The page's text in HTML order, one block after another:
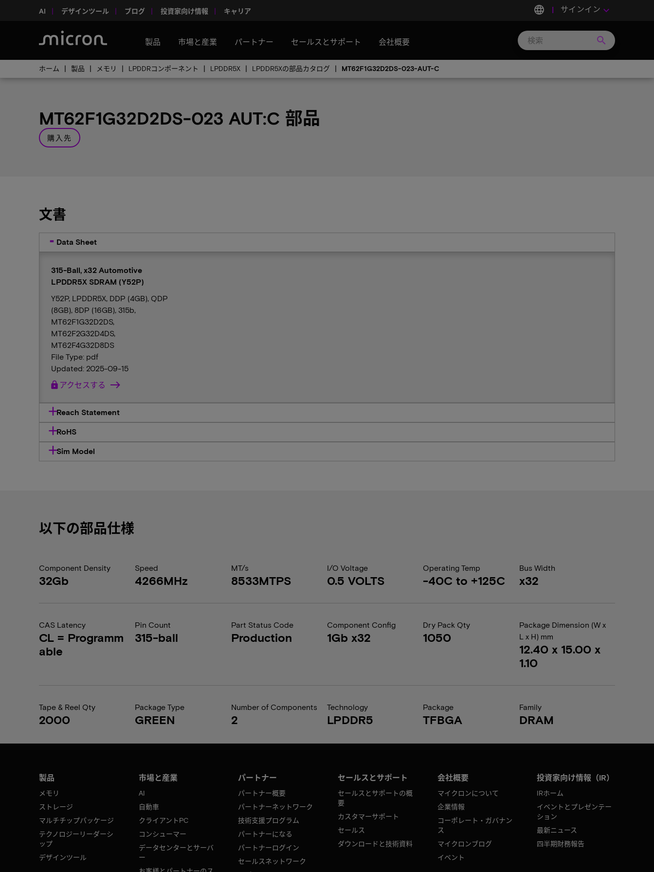
AI デザインツール ブログ 投資家向け情報 キャリア language サインイン keyboard_arrow_down
製品 市場と産業 パートナー セールスとサポート 会社概要 search
ホーム 製品 メモリ LPDDRコンポーネント LPDDR5X LPDDR5Xの部品カタログ MT62F1G32D2DS-023-AUT-C
MT62F1G32D2DS-023 AUT:C 部品
購入先
文書
Data Sheet
315-Ball, x32 Automotive
LPDDR5X SDRAM (Y52P)
Y52P, LPDDR5X, DDP (4GB), QDP
(8GB), 8DP (16GB), 315b,
MT62F1G32D2DS,
MT62F2G32D4DS,
MT62F4G32D8DS
File Type: pdf
Updated: 2025-09-15
lock アクセスする
Reach Statement
RoHS
Sim Model
以下の部品仕様
Component Density
32Gb
Speed
4266MHz
MT/s
8533MTPS
I/O Voltage
0.5 VOLTS
Operating Temp
-40C to +125C
Bus Width
x32
CAS Latency
CL = Programm
able
Pin Count
315-ball
Part Status Code
Production
Component Config
1Gb x32
Dry Pack Qty
1050
Package Dimension (W x
L x H) mm
12.40 x 15.00 x
1.10
Tape & Reel Qty
2000
Package Type
GREEN
Number of Components
2
Technology
LPDDR5
Package
TFBGA
Family
DRAM
製品
メモリ
ストレージ
マルチチップパッケージ
テクノロジーリーダーシ
ップ
デザインツール
市場と産業
AI
自動車
クライアントPC
コンシューマー
データセンターとサーバ
ー
パートナー
パートナー概要
パートナーネットワーク
技術支援プログラム
パートナーになる
パートナーログイン
セールスネットワーク
セールスとサポート
セールスとサポートの概
要
カスタマーサポート
セールス
ダウンロードと技術資料
会社概要
マイクロンについて
企業情報
コーポレート・ガバナン
ス
マイクロンブログ
イベント
投資家向け情報（IR）
IRホーム
イベントとプレゼンテー
ション
最新ニュース
四半期財務報告